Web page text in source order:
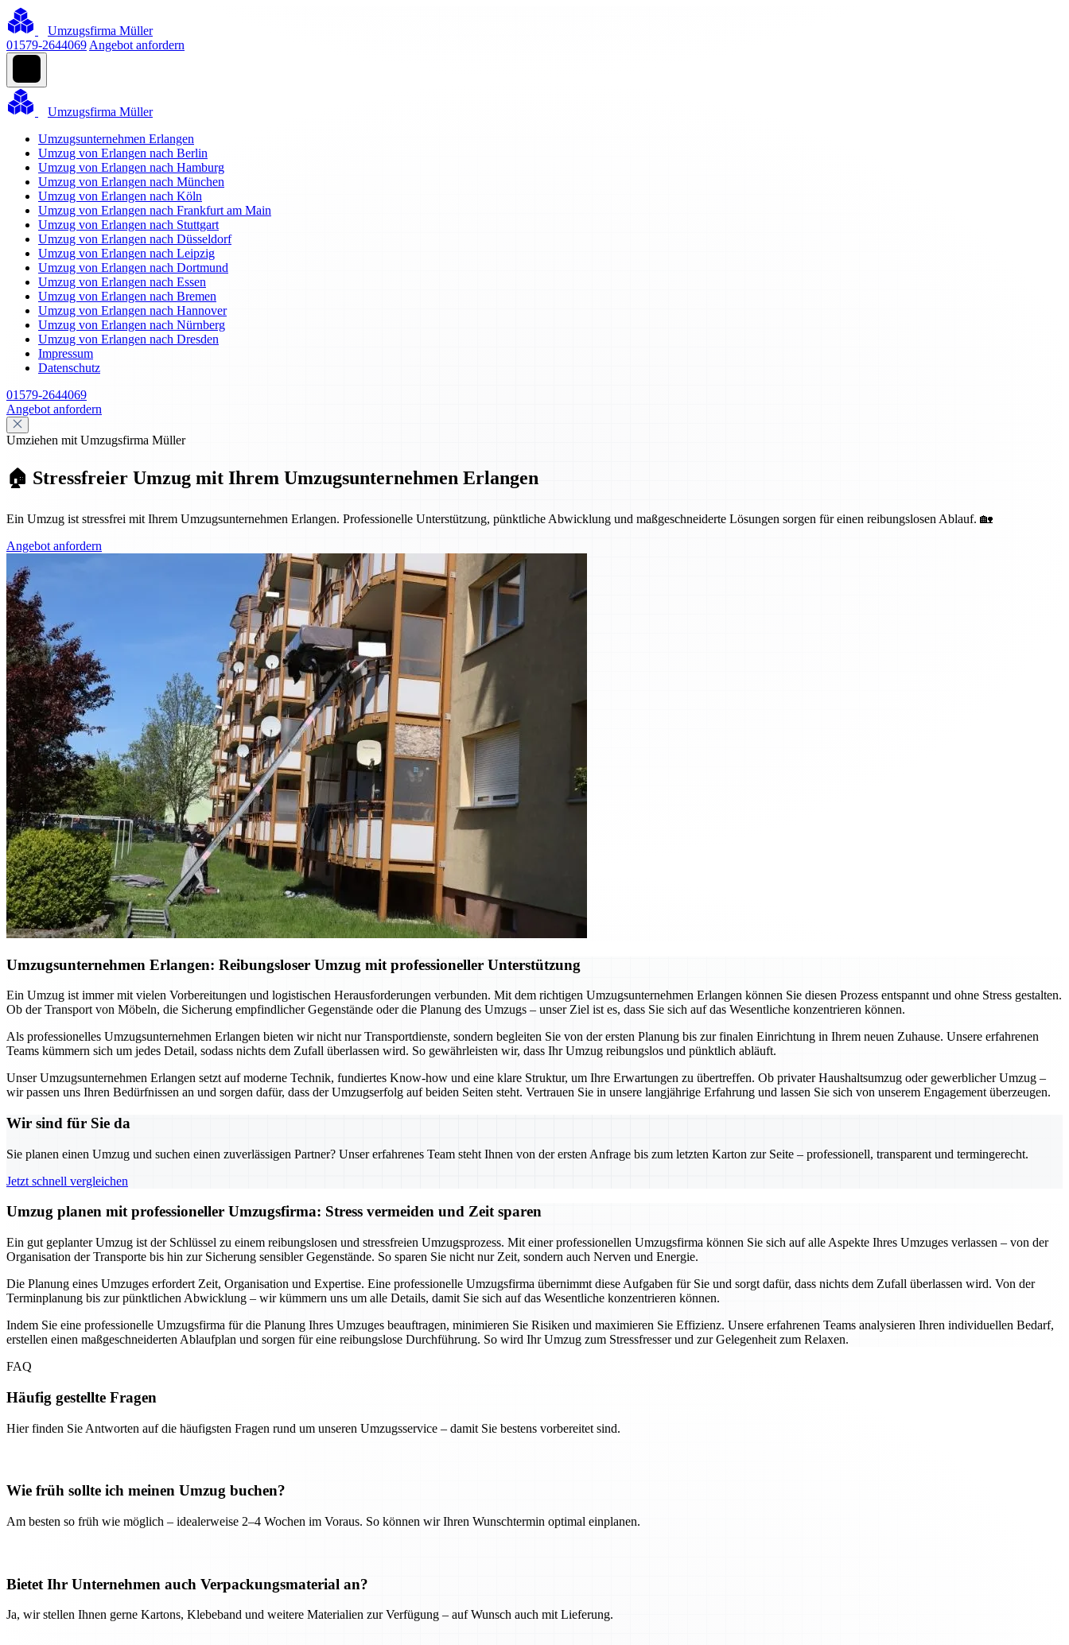
Umzugsfirma Müller
01579-2644069 Angebot anfordern
Umzugsfirma Müller
Umzugsunternehmen Erlangen
Umzug von Erlangen nach Berlin
Umzug von Erlangen nach Hamburg
Umzug von Erlangen nach München
Umzug von Erlangen nach Köln
Umzug von Erlangen nach Frankfurt am Main
Umzug von Erlangen nach Stuttgart
Umzug von Erlangen nach Düsseldorf
Umzug von Erlangen nach Leipzig
Umzug von Erlangen nach Dortmund
Umzug von Erlangen nach Essen
Umzug von Erlangen nach Bremen
Umzug von Erlangen nach Hannover
Umzug von Erlangen nach Nürnberg
Umzug von Erlangen nach Dresden
Impressum
Datenschutz
01579-2644069
Angebot anfordern
Umziehen mit Umzugsfirma Müller
🏠 Stressfreier Umzug mit Ihrem Umzugsunternehmen Erlangen
Ein Umzug ist stressfrei mit Ihrem Umzugsunternehmen Erlangen. Professionelle Unterstützung, pünktliche Abwicklung und maßgeschneiderte Lösungen sorgen für einen reibungslosen Ablauf. 🏡
Angebot anfordern
Umzugsunternehmen Erlangen: Reibungsloser Umzug mit professioneller Unterstützung
Ein Umzug ist immer mit vielen Vorbereitungen und logistischen Herausforderungen verbunden. Mit dem richtigen Umzugsunternehmen Erlangen können Sie diesen Prozess entspannt und ohne Stress gestalten.
Ob der Transport von Möbeln, die Sicherung empfindlicher Gegenstände oder die Planung des Umzugs – unser Ziel ist es, dass Sie sich auf das Wesentliche konzentrieren können.
Als professionelles Umzugsunternehmen Erlangen bieten wir nicht nur Transportdienste, sondern begleiten Sie von der ersten Planung bis zur finalen Einrichtung in Ihrem neuen Zuhause. Unsere erfahrenen
Teams kümmern sich um jedes Detail, sodass nichts dem Zufall überlassen wird. So gewährleisten wir, dass Ihr Umzug reibungslos und pünktlich abläuft.
Unser Umzugsunternehmen Erlangen setzt auf moderne Technik, fundiertes Know-how und eine klare Struktur, um Ihre Erwartungen zu übertreffen. Ob privater Haushaltsumzug oder gewerblicher Umzug –
wir passen uns Ihren Bedürfnissen an und sorgen dafür, dass der Umzugserfolg auf beiden Seiten steht. Vertrauen Sie in unsere langjährige Erfahrung und lassen Sie sich von unserem Engagement überzeugen.
Wir sind für Sie da
Sie planen einen Umzug und suchen einen zuverlässigen Partner? Unser erfahrenes Team steht Ihnen von der ersten Anfrage bis zum letzten Karton zur Seite – professionell, transparent und termingerecht.
Jetzt schnell vergleichen
Umzug planen mit professioneller Umzugsfirma: Stress vermeiden und Zeit sparen
Ein gut geplanter Umzug ist der Schlüssel zu einem reibungslosen und stressfreien Umzugsprozess. Mit einer professionellen Umzugsfirma können Sie sich auf alle Aspekte Ihres Umzuges verlassen – von der
Organisation der Transporte bis hin zur Sicherung sensibler Gegenstände. So sparen Sie nicht nur Zeit, sondern auch Nerven und Energie.
Die Planung eines Umzuges erfordert Zeit, Organisation und Expertise. Eine professionelle Umzugsfirma übernimmt diese Aufgaben für Sie und sorgt dafür, dass nichts dem Zufall überlassen wird. Von der
Terminplanung bis zur pünktlichen Abwicklung – wir kümmern uns um alle Details, damit Sie sich auf das Wesentliche konzentrieren können.
Indem Sie eine professionelle Umzugsfirma für die Planung Ihres Umzuges beauftragen, minimieren Sie Risiken und maximieren Sie Effizienz. Unsere erfahrenen Teams analysieren Ihren individuellen Bedarf,
erstellen einen maßgeschneiderten Ablaufplan und sorgen für eine reibungslose Durchführung. So wird Ihr Umzug zum Stressfresser und zur Gelegenheit zum Relaxen.
FAQ
Häufig gestellte Fragen
Hier finden Sie Antworten auf die häufigsten Fragen rund um unseren Umzugsservice – damit Sie bestens vorbereitet sind.
Wie früh sollte ich meinen Umzug buchen?
Am besten so früh wie möglich – idealerweise 2–4 Wochen im Voraus. So können wir Ihren Wunschtermin optimal einplanen.
Bietet Ihr Unternehmen auch Verpackungsmaterial an?
Ja, wir stellen Ihnen gerne Kartons, Klebeband und weitere Materialien zur Verfügung – auf Wunsch auch mit Lieferung.